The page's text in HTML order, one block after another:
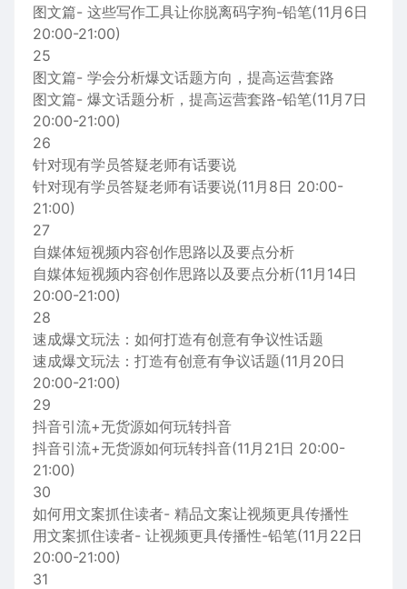
图文篇- 这些写作工具让你脱离码字狗-铅笔(11月6日
20:00-21:00)
25
图文篇- 学会分析爆文话题方向，提高运营套路
图文篇- 爆文话题分析，提高运营套路-铅笔(11月7日
20:00-21:00)
26
针对现有学员答疑老师有话要说
针对现有学员答疑老师有话要说(11月8日 20:00-
21:00)
27
自媒体短视频内容创作思路以及要点分析
自媒体短视频内容创作思路以及要点分析(11月14日
20:00-21:00)
28
速成爆文玩法：如何打造有创意有争议性话题
速成爆文玩法：打造有创意有争议话题(11月20日
20:00-21:00)
29
抖音引流+无货源如何玩转抖音
抖音引流+无货源如何玩转抖音(11月21日 20:00-
21:00)
30
如何用文案抓住读者- 精品文案让视频更具传播性
用文案抓住读者- 让视频更具传播性-铅笔(11月22日
20:00-21:00)
31